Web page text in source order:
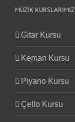
MÜZIK KURSLARIMIZ
Gitar Kursu
Keman Kursu
Piyano Kursu
Çello Kursu